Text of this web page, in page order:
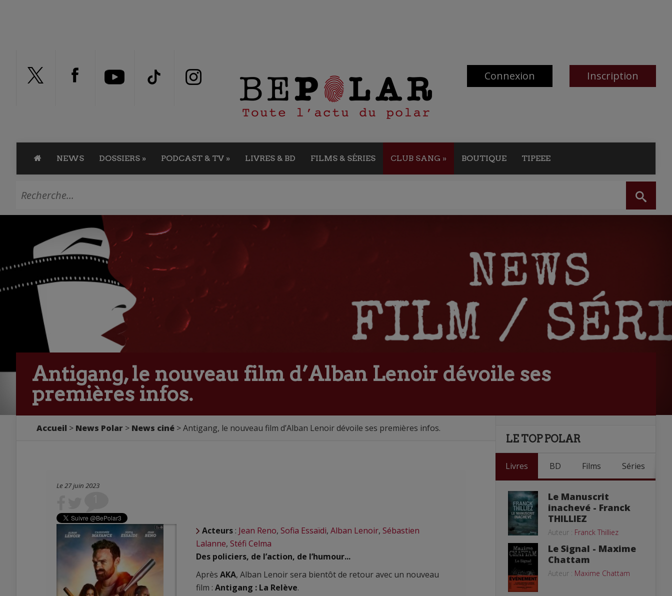
Connexion Inscription
NEWS DOSSIERS » PODCAST & TV » LIVRES & BD FILMS & SÉRIES CLUB SANG » BOUTIQUE TIPEEE
Antigang, le nouveau film d’Alban Lenoir dévoile ses
premières infos.
Accueil > News Polar > News ciné > Antigang, le nouveau film d’Alban Lenoir dévoile ses premières infos.
Le 27 juin 2023
Acteurs : Jean Reno, Sofia Essaïdi, Alban Lenoir, Sébastien
Lalanne, Stéfi Celma
Des policiers, de l’action, de l’humour...
Après AKA, Alban Lenoir sera bientôt de retour avec un nouveau
film : Antigang : La Relève.
LE TOP POLAR
Livres BD Films Séries
Le Manuscrit
inachevé - Franck
THILLIEZ
Auteur : Franck Thilliez
Le Signal - Maxime
Chattam
Auteur : Maxime Chattam